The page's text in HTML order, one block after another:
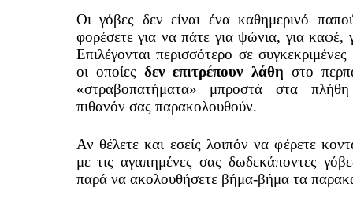
Οι γόβες δεν είναι ένα καθημερινό
φορέσετε για να πάτε για ψώνια, για καφέ,
Επιλέγονται περισσότερο σε συγκεκριμένες
οι οποίεςδεν επιτρέπουν λάθη στο
«στραβοπατήματα» μπροστά στα
πιθανόν σας παρακολουθούν.
Αν θέλετε και εσείς λοιπόν να φέρετε
με τις αγαπημένες σας δωδεκάποντες
παρά να ακολουθήσετε βήμα-βήμα τα